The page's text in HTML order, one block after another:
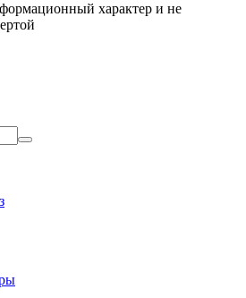
характер и не